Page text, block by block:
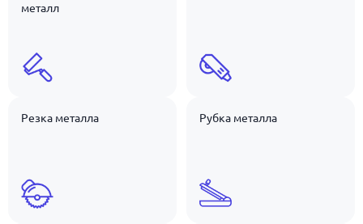
металл
Резка металла Рубка металла